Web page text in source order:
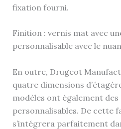
fixation fourni.
Finition : vernis mat avec
personnalisable avec le
En outre, Drugeot
quatre dimensions
modèles ont également des
personnalisables. De cette
s’intégrera parfaitement